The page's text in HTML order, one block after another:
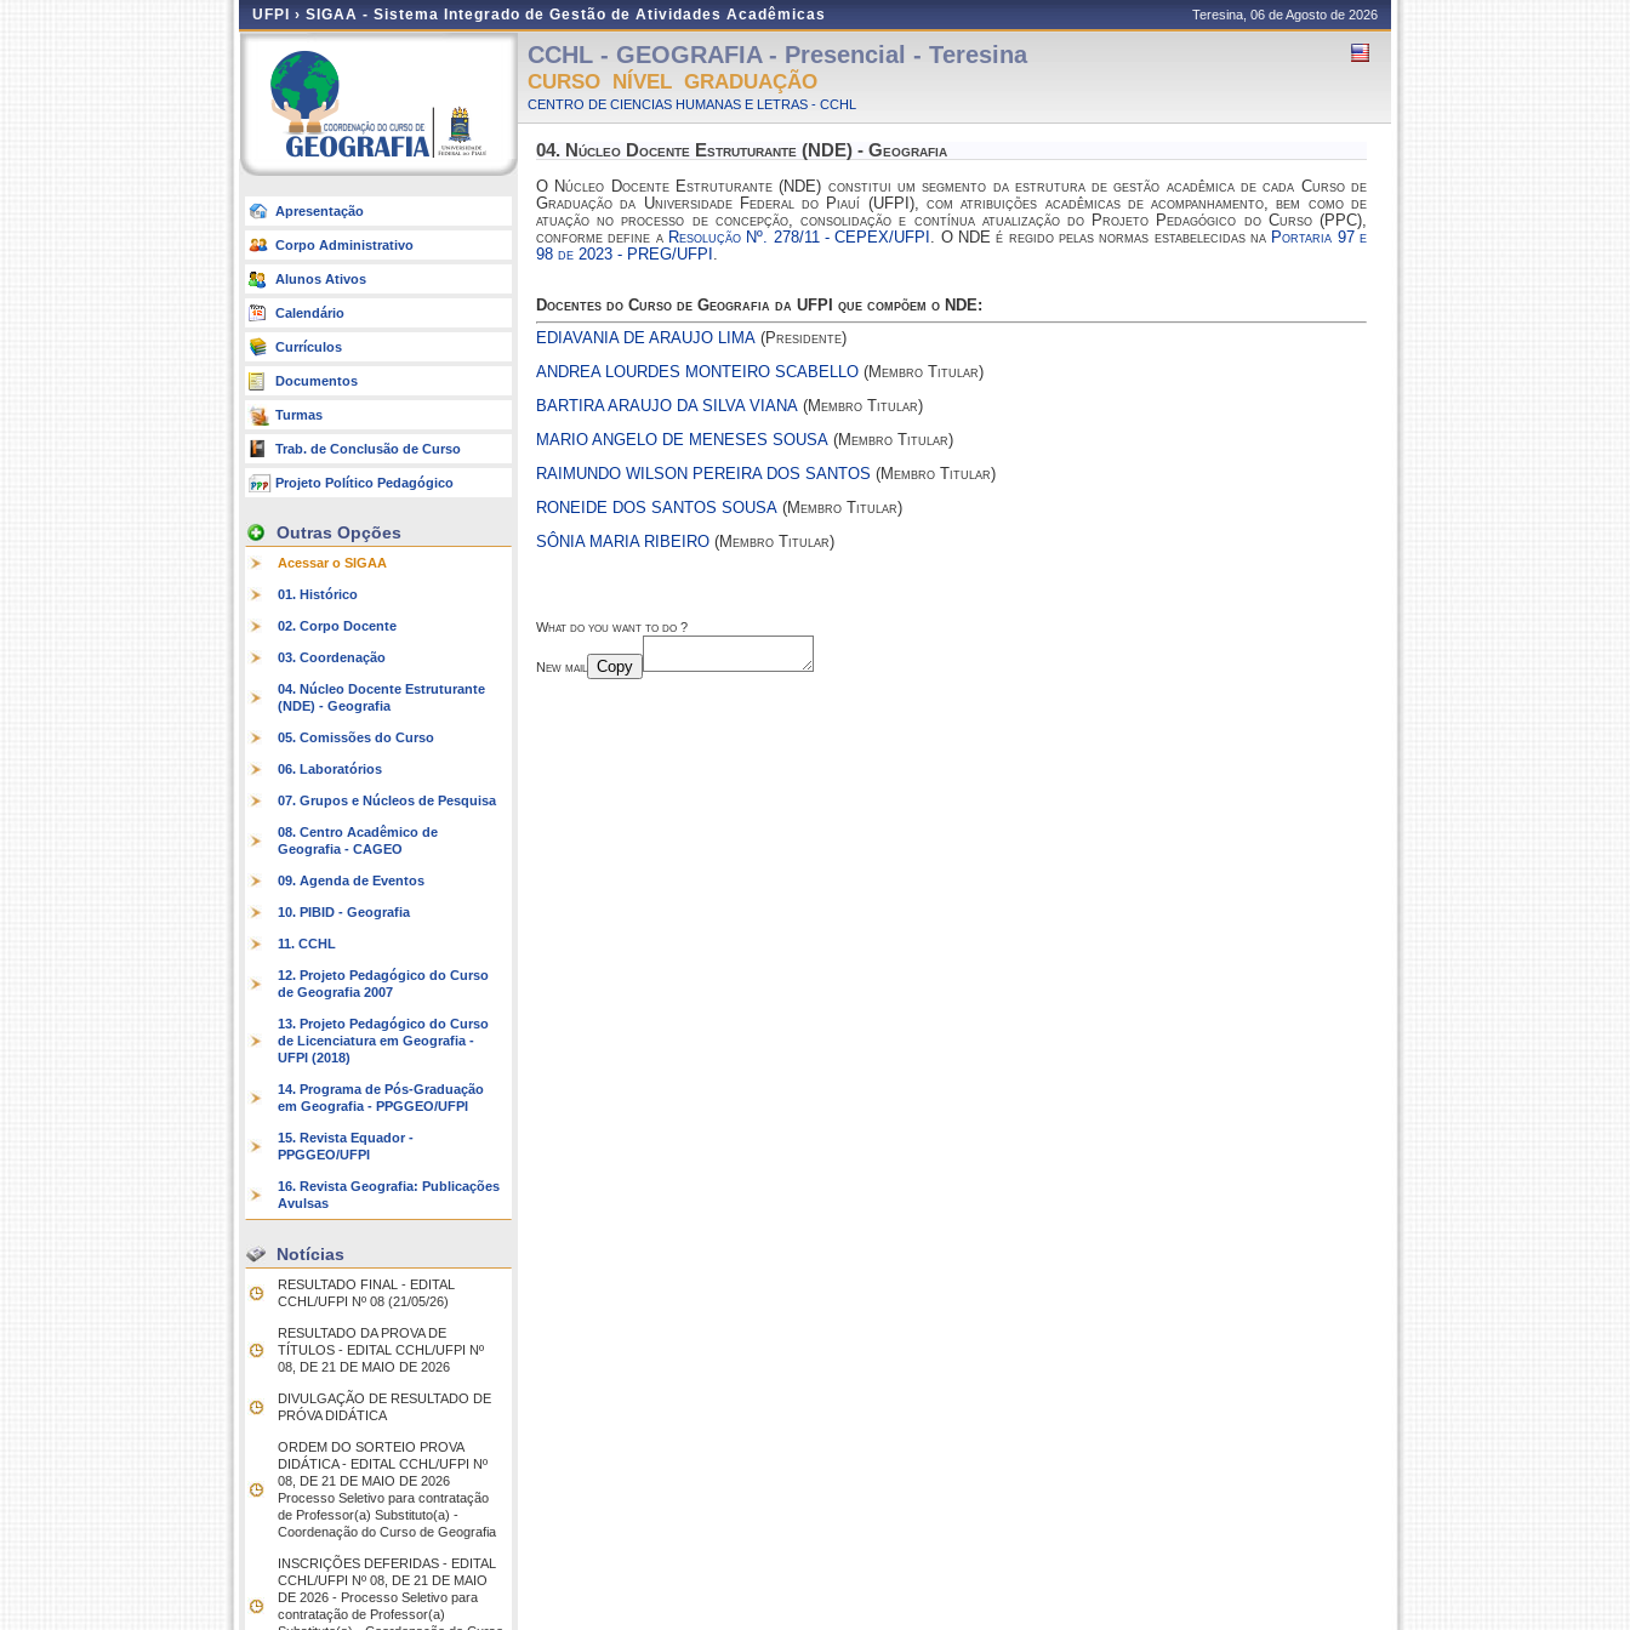
UFPI › SIGAA - Sistema Integrado de Gestão de Atividades Acadêmicas Teresina, 06 de Agosto de 2026
Apresentação
Corpo Administrativo
Alunos Ativos
Calendário
Currículos
Documentos
Turmas
Trab. de Conclusão de Curso
Projeto Político Pedagógico
Outras Opções
Acessar o SIGAA
01. Histórico
02. Corpo Docente
03. Coordenação
04. Núcleo Docente Estruturante
(NDE) - Geografia
05. Comissões do Curso
06. Laboratórios
07. Grupos e Núcleos de Pesquisa
08. Centro Acadêmico de
Geografia - CAGEO
09. Agenda de Eventos
10. PIBID - Geografia
11. CCHL
12. Projeto Pedagógico do Curso
de Geografia 2007
13. Projeto Pedagógico do Curso
de Licenciatura em Geografia -
UFPI (2018)
14. Programa de Pós-Graduação
em Geografia - PPGGEO/UFPI
15. Revista Equador -
PPGGEO/UFPI
16. Revista Geografia: Publicações
Avulsas
Notícias
RESULTADO FINAL - EDITAL
CCHL/UFPI Nº 08 (21/05/26)
RESULTADO DA PROVA DE
TÍTULOS - EDITAL CCHL/UFPI Nº
08, DE 21 DE MAIO DE 2026
DIVULGAÇÃO DE RESULTADO DE
PRÓVA DIDÁTICA
ORDEM DO SORTEIO PROVA
DIDÁTICA - EDITAL CCHL/UFPI Nº
08, DE 21 DE MAIO DE 2026
Processo Seletivo para contratação
de Professor(a) Substituto(a) -
Coordenação do Curso de Geografia
INSCRIÇÕES DEFERIDAS - EDITAL
CCHL/UFPI Nº 08, DE 21 DE MAIO
DE 2026 - Processo Seletivo para
contratação de Professor(a)
CCHL - GEOGRAFIA - Presencial - Teresina
CURSO NÍVEL GRADUAÇÃO
CENTRO DE CIENCIAS HUMANAS E LETRAS - CCHL
04. Núcleo Docente Estruturante (NDE) - Geografia
O Núcleo Docente Estruturante (NDE) constitui um segmento da estrutura de gestão acadêmica de cada Curso de
Graduação da Universidade Federal do Piauí (UFPI), com atribuições acadêmicas de acompanhamento, bem como de
atuação no processo de concepção, consolidação e contínua atualização do Projeto Pedagógico do Curso (PPC),
conforme define a Resolução Nº. 278/11 - CEPEX/UFPI . O NDE é regido pelas normas estabelecidas na Portaria 97 e
98 de 2023 - PREG/UFPI .
Docentes do Curso de Geografia da UFPI que compõem o NDE:
EDIAVANIA DE ARAUJO LIMA (Presidente)
ANDREA LOURDES MONTEIRO SCABELLO (Membro Titular)
BARTIRA ARAUJO DA SILVA VIANA (Membro Titular)
MARIO ANGELO DE MENESES SOUSA (Membro Titular)
RAIMUNDO WILSON PEREIRA DOS SANTOS (Membro Titular)
RONEIDE DOS SANTOS SOUSA (Membro Titular)
SÔNIA MARIA RIBEIRO (Membro Titular)
What do you want to do ?
New mail Copy